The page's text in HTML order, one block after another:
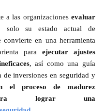
a las organizaciones evaluar
solo su estado actual de
convierte en una herramienta
para ejecutar ajustes
, así como una guía
inversiones en seguridad y
el proceso de madurez
para lograr una